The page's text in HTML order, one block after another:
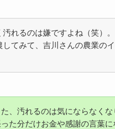
れるのは嫌ですよね（笑）。
してみて、吉川さんの農業の
、汚れるのは気にならなくな
た分だけお金や感謝の言葉